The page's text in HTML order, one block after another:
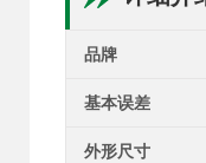
品牌
基本误差
外形尺寸